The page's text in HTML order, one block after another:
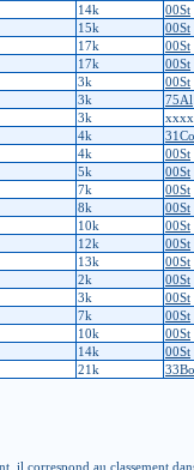
14k 00St
15k 00St
17k 00St
17k 00St
3k 00St
3k 75Al
3k xxxx
4k 31Co
4k 00St
5k 00St
7k 00St
8k 00St
10k 00St
12k 00St
13k 00St
2k 00St
3k 00St
7k 00St
10k 00St
14k 00St
21k 33Bo
correspond au classement